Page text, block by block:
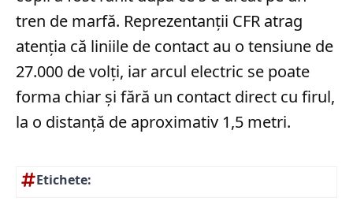
tren de marfă. Reprezentanții CFR atrag
atenția că liniile de contact au o tensiune de
27.000 de volți, iar arcul electric se poate
forma chiar și fără un contact direct cu firul,
la o distanță de aproximativ 1,5 metri.
Etichete: